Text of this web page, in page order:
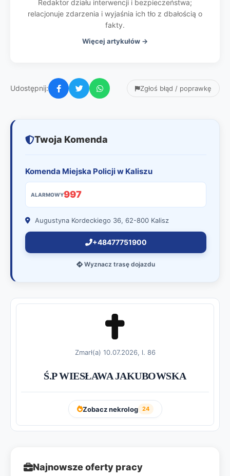
Redaktor działu interwencji i bezpieczeństwa;
relacjonuje zdarzenia i wyjaśnia ich tło z dbałością o
fakty.
Więcej artykułów →
Udostępnij: Zgłoś błąd / poprawkę
Twoja Komenda
Komenda Miejska Policji w Kaliszu
ALARMOWY997
Augustyna Kordeckiego 36, 62-800 Kalisz
+48477751900
Wyznacz trasę dojazdu
Zmarł(a) 10.07.2026, l. 86
Ś.P WIESŁAWA JAKUBOWSKA
Zobacz nekrolog 24
Najnowsze oferty pracy